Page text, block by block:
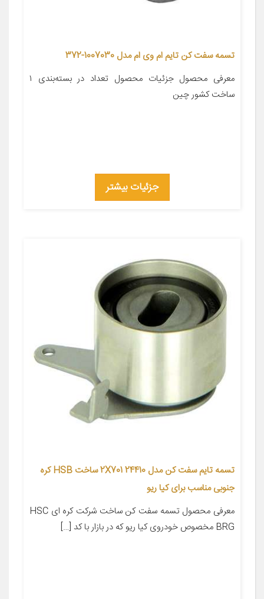
تسمه سفت کن تایم ام وی ام مدل 1007030-372
معرفی محصول جزئیات محصول تعداد در بسته‌بندی ۱
ساخت کشور چین
جزئیات بیشتر
تسمه تایم سفت کن مدل 24410 2X701 ساخت HSB کره
جنوبی مناسب برای کیا ریو
معرفی محصول تسمه سفت کن ساخت شرکت کره ای HSC
BRG مخصوص خودروی کیا ریو که در بازار با کد […]